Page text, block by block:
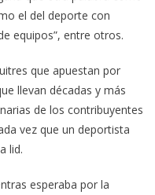
el del deporte con
equipos”, entre otros.
que apuestan por
llevan décadas y más
de los contribuyentes
vez que un deportista
lid.
esperaba por la